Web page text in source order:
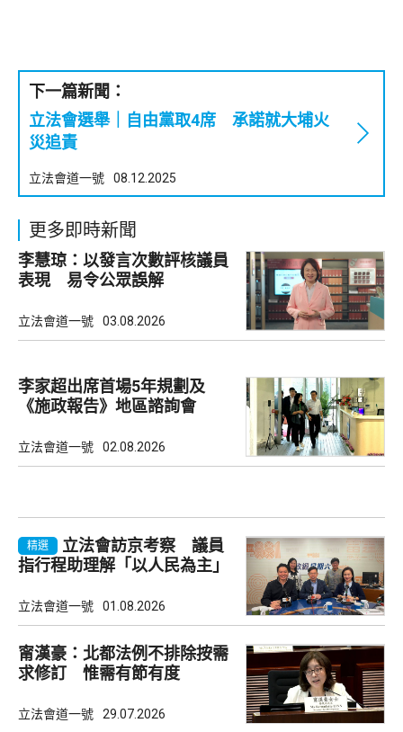
下一篇新聞：
立法會選舉｜自由黨取4席 承諾就大埔火
災追責
立法會道一號 08.12.2025
更多即時新聞
李慧琼：以發言次數評核議員
表現 易令公眾誤解
立法會道一號 03.08.2026
李家超出席首場5年規劃及
《施政報告》地區諮詢會
立法會道一號 02.08.2026
精選
立法會訪京考察 議員
指行程助理解「以人民為主」
立法會道一號 01.08.2026
甯漢豪：北都法例不排除按需
求修訂 惟需有節有度
立法會道一號 29.07.2026